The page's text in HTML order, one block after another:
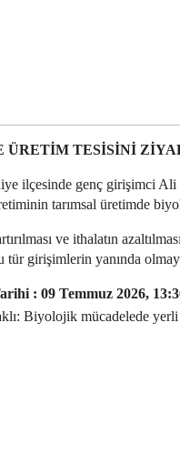
ÜRETİM TESİSİNİ
ilçesinde genç girişimci Ali
tarımsal üretimde
ve ithalatın
girişimlerin yanında
: 09 Temmuz 2026,